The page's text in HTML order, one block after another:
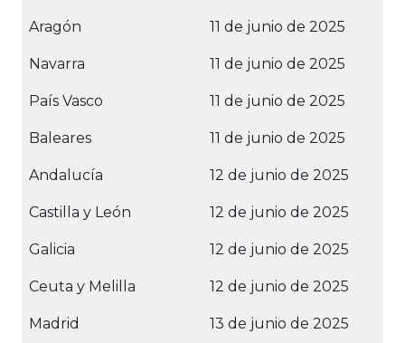
Aragón 11 de junio de 2025
Navarra 11 de junio de 2025
País Vasco 11 de junio de 2025
Baleares 11 de junio de 2025
Andalucía 12 de junio de 2025
Castilla y León 12 de junio de 2025
Galicia 12 de junio de 2025
Ceuta y Melilla 12 de junio de 2025
Madrid 13 de junio de 2025